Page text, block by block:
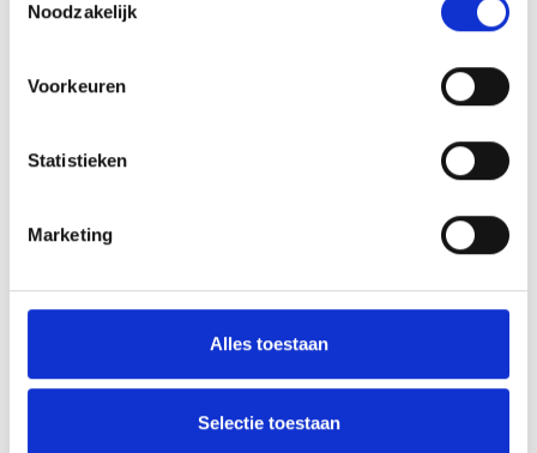
Noodzakelijk
Voorkeuren
Statistieken
Marketing
Alles toestaan
Selectie toestaan
‘Méér kansen voor de eigen jeugd’
Overwinning op Mierlo Hout
Gelijkspel in eerste oefenwedstrijd tweede blok